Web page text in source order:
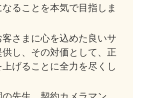
ることを本気で目指しま
さまに心を込めた良いサ
し、その対価として、正
げることに全力を尽くし